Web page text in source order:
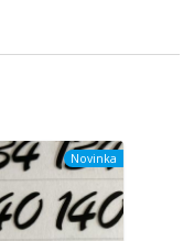
Novinka